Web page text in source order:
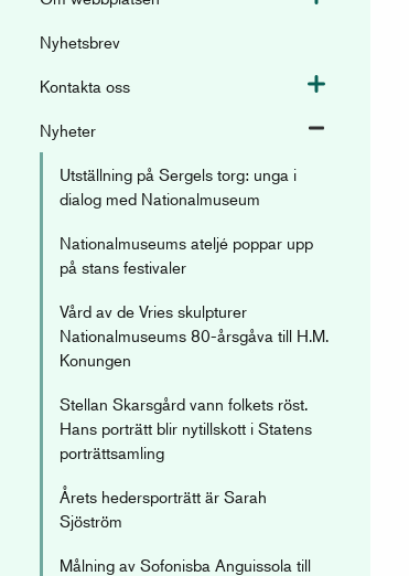
Nyhetsbrev
Kontakta oss Växla meny
Nyheter
Utställning på Sergels torg: unga i
dialog med Nationalmuseum
Nationalmuseums ateljé poppar upp
på stans festivaler
Vård av de Vries skulpturer
Nationalmuseums 80-årsgåva till H.M.
Konungen
Stellan Skarsgård vann folkets röst.
Hans porträtt blir nytillskott i Statens
porträttsamling
Årets hedersporträtt är Sarah
Sjöström
Målning av Sofonisba Anguissola till